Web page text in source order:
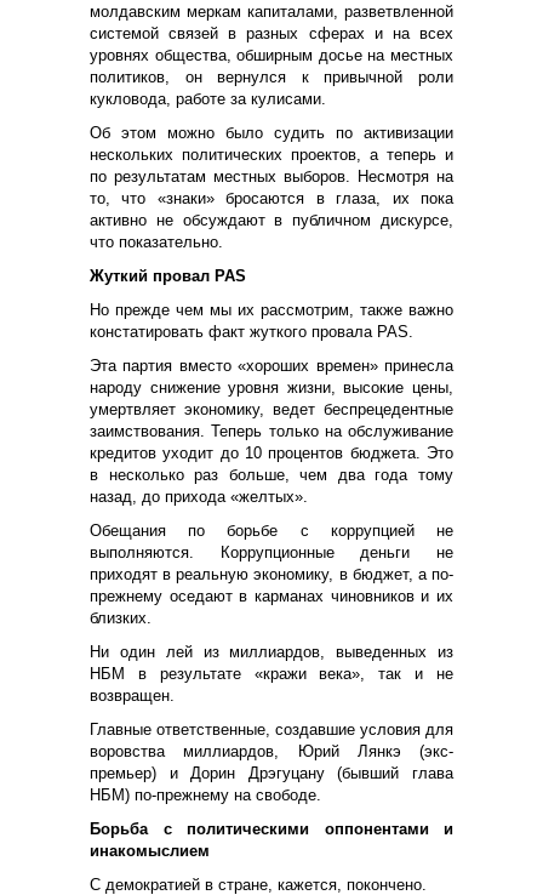
молдавским меркам капиталами, разветвленной
системой связей в разных сферах и на всех
уровнях общества, обширным досье на местных
политиков, он вернулся к привычной роли
кукловода, работе за кулисами.
Об этом можно было судить по активизации
нескольких политических проектов, а теперь и
по результатам местных выборов. Несмотря на
то, что «знаки» бросаются в глаза, их пока
активно не обсуждают в публичном дискурсе,
что показательно.
Жуткий провал PAS
Но прежде чем мы их рассмотрим, также важно
констатировать факт жуткого провала PAS.
Эта партия вместо «хороших времен» принесла
народу снижение уровня жизни, высокие цены,
умертвляет экономику, ведет беспрецедентные
заимствования. Теперь только на обслуживание
кредитов уходит до 10 процентов бюджета. Это
в несколько раз больше, чем два года тому
назад, до прихода «желтых».
Обещания по борьбе с коррупцией не
выполняются. Коррупционные деньги не
приходят в реальную экономику, в бюджет, а по-
прежнему оседают в карманах чиновников и их
близких.
Ни один лей из миллиардов, выведенных из
НБМ в результате «кражи века», так и не
возвращен.
Главные ответственные, создавшие условия для
воровства миллиардов, Юрий Лянкэ (экс-
премьер) и Дорин Дрэгуцану (бывший глава
НБМ) по-прежнему на свободе.
Борьба с политическими оппонентами и
инакомыслием
С демократией в стране, кажется, покончено.